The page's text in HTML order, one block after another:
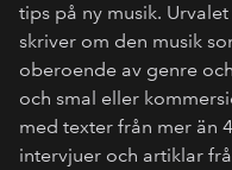
tips på ny musik.
skriver om den musik
oberoende av genre
och smal eller
med texter från mer än
intervjuer och artiklar